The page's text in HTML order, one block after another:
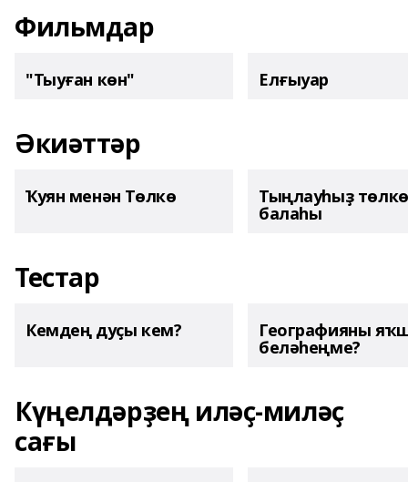
Фильмдар
"Тыуған көн" Елғыуар
Әкиәттәр
Ҡуян менән Төлкө Тыңлауһыҙ төлкө
балаһы
Тестар
Кемдең дуҫы кем? Географияны
беләһеңме?
Күңелдәрҙең иләҫ-миләҫ
сағы